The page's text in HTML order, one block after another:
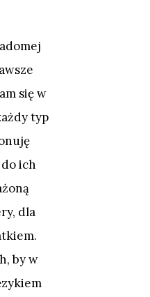
się w
typ
ich
dla
by w